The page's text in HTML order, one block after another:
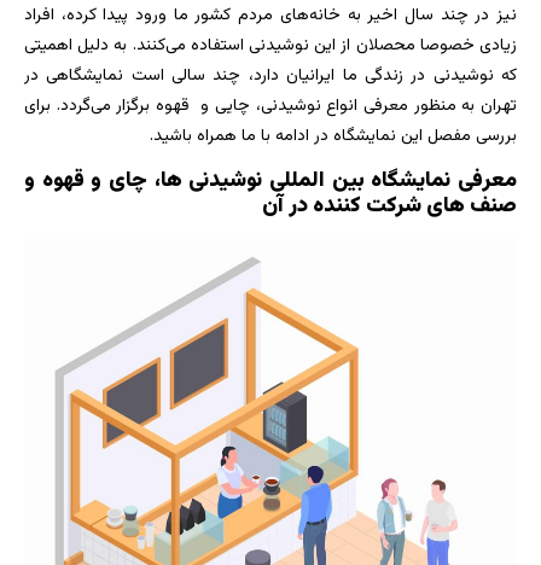
نیز در چند سال اخیر به خانه‌های مردم کشور ما ورود پیدا کرده، افراد
زیادی خصوصا محصلان از این نوشیدنی استفاده می‌کنند. به دلیل اهمیتی
که نوشیدنی در زندگی ما ایرانیان دارد، چند سالی است نمایشگاهی در
تهران به منظور معرفی انواع نوشیدنی، چایی و قهوه برگزار می‌گردد. برای
بررسی مفصل این نمایشگاه در ادامه با ما همراه باشید.
معرفی نمایشگاه بین المللی نوشیدنی ها، چای و قهوه و
صنف های شرکت کننده در آن